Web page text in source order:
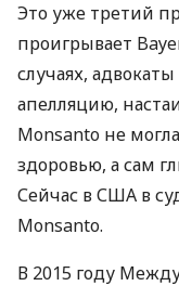
Это уже третий
проигрывает
случаях,
апелляцию,
Monsanto не
здоровью, а сам
Сейчас вСША в
Monsanto.
В 2015 году